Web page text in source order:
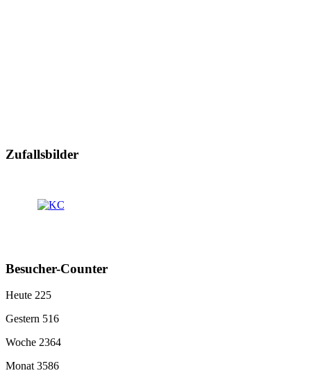
Zufallsbilder
Besucher-Counter
Heute 225
Gestern 516
Woche 2364
Monat 3586